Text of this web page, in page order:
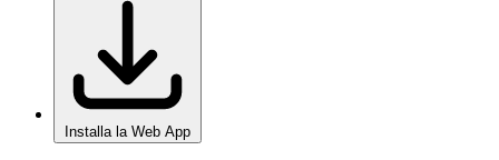
Installa la Web App